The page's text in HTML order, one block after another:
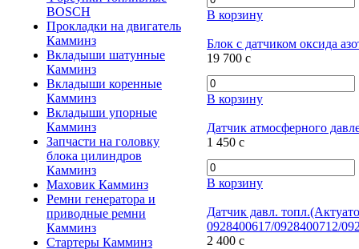
BOSCH
Прокладки на двигатель
Камминз
Вкладыши шатунные
Камминз
Вкладыши коренные
Камминз
Вкладыши упорные
Камминз
Запчасти на головку
блока цилиндров
Камминз
Маховик Камминз
Ремни генератора и
приводные ремни
Камминз
Стартеры Камминз
В корзину
Блок с датчиком оксида
19 700 c
В корзину
Датчик атмосферного
1 450 c
В корзину
Датчик давл.
0928400617/0928400712/
2 400 c